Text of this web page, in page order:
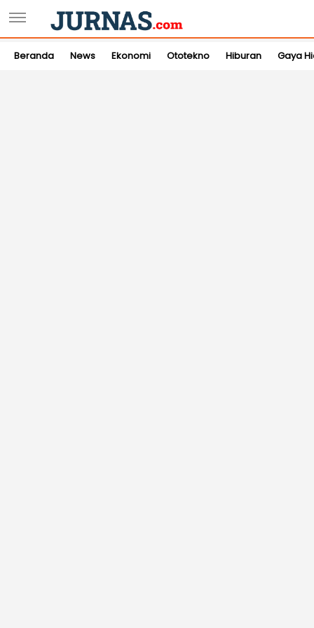
Beranda News Ekonomi Ototekno Hiburan Gaya